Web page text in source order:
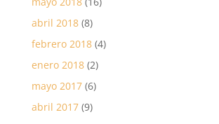
abril 2018(8)
febrero 2018(4)
enero 2018(2)
mayo 2017(6)
abril 2017(9)